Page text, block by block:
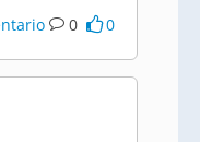
0 0